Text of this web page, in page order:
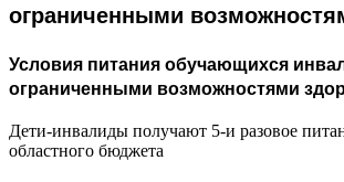
ограниченными
Условия питания обучающихся
ограниченными возможностями
Дети-инвалиды получают 5-и разовое
областного бюджета